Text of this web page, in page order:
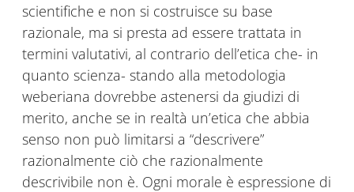
scientifiche e non si costruisce su base
razionale, ma si presta ad essere trattata in
termini valutativi, al contrario dell’etica che- in
quanto scienza- stando alla metodologia
weberiana dovrebbe astenersi da giudizi di
merito, anche se in realtà un’etica che abbia
senso non può limitarsi a “descrivere”
razionalmente ciò che razionalmente
descrivibile non è. Ogni morale è espressione di